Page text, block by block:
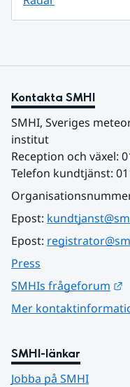
Kontakta SMHI
SMHI, Sveriges
institut
Reception och växel:
Telefon kundtjänst:
Epost:
Epost:
Press
SMHIs frågeforum
Mer
SMHI-länkar
Jobba på SMHI